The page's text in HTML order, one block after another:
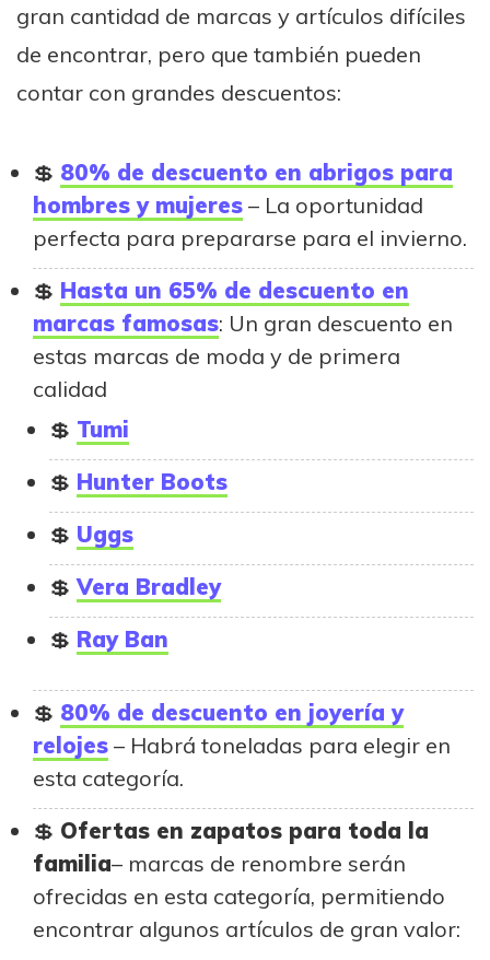
gran cantidad de marcas y artículos difíciles
de encontrar, pero que también pueden
contar con grandes descuentos:
80% de descuento en abrigos para
hombres y mujeres – La oportunidad
perfecta para prepararse para el invierno.
Hasta un 65% de descuento en
marcas famosas: Un gran descuento en
estas marcas de moda y de primera
calidad
Tumi
Hunter Boots
Uggs
Vera Bradley
Ray Ban
80% de descuento en joyería y
relojes – Habrá toneladas para elegir en
esta categoría.
Ofertas en zapatos para toda la
familia– marcas de renombre serán
ofrecidas en esta categoría, permitiendo
encontrar algunos artículos de gran valor: